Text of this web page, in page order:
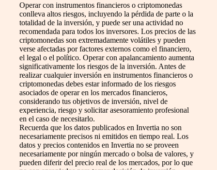
Operar con instrumentos financieros o criptomonedas
conlleva altos riesgos, incluyendo la pérdida de parte o la
totalidad de la inversión, y puede ser una actividad no
recomendada para todos los inversores. Los precios de las
criptomonedas son extremadamente volátiles y pueden
verse afectadas por factores externos como el financiero,
el legal o el político. Operar con apalancamiento aumenta
significativamente los riesgos de la inversión. Antes de
realizar cualquier inversión en instrumentos financieros o
criptomonedas debes estar informado de los riesgos
asociados de operar en los mercados financieros,
considerando tus objetivos de inversión, nivel de
experiencia, riesgo y solicitar asesoramiento profesional
en el caso de necesitarlo.
Recuerda que los datos publicados en Invertia no son
necesariamente precisos ni emitidos en tiempo real. Los
datos y precios contenidos en Invertia no se proveen
necesariamente por ningún mercado o bolsa de valores, y
pueden diferir del precio real de los mercados, por lo que